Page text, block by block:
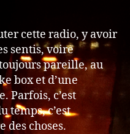
cette radio, y avoir
sentis, voire
pareille, au
box et d’une
Parfois, c’est
temps, c’est
des choses.